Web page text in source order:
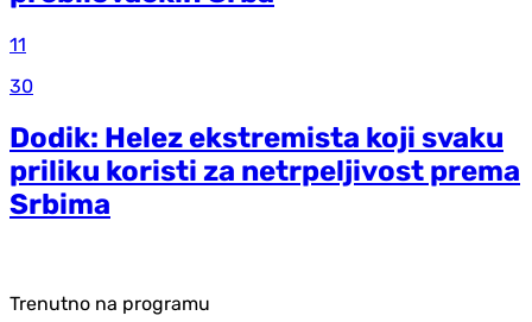
11
30
Dodik: Helez ekstremista koji svaku
priliku koristi za netrpeljivost prema
Srbima
Trenutno na programu